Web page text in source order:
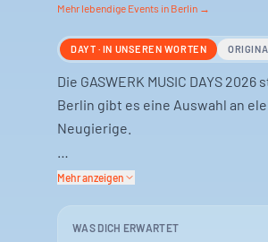
Mehr lebendige Events in Berlin →
DAYT · IN UNSEREN WORTEN
Die GASWERK MUSIC DAYS
Berlin gibt es eine Auswahl an
Neugierige.
Das Line-Up des ersten Tages
Patches.av. Ein Mix, der den
Mehr anzeigen
WAS DICH ERWARTET